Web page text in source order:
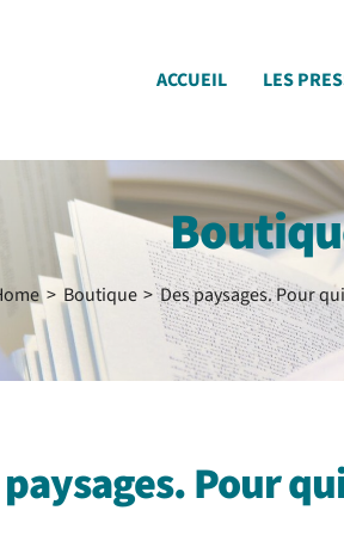
ACCUEIL LES
Boutique Des paysages. Pour
paysages. Pour